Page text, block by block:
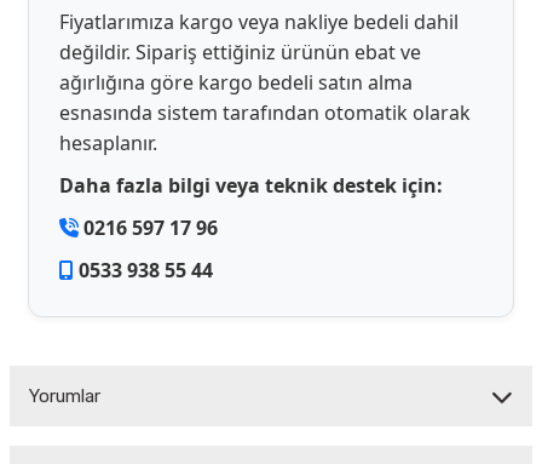
Fiyatlarımıza kargo veya nakliye bedeli dahil
değildir. Sipariş ettiğiniz ürünün ebat ve
ağırlığına göre kargo bedeli satın alma
esnasında sistem tarafından otomatik olarak
hesaplanır.
Daha fazla bilgi veya teknik destek için:
0216 597 17 96
0533 938 55 44
Yorumlar